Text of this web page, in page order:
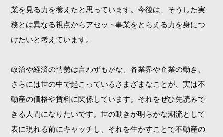
業を見る力を養えたと思っています。今後は、そうした実
務とは異なる視点からアセット事業をとらえる力を身につ
けたいと考えています。
政治や経済の情勢は言わずもがな、各業界や企業の動き、
さらには世の中で起こっているさまざまなことが、実は不
動産の価格や賃料に関係しています。それをぜひ先読みで
きる人間になりたいです。世の動きが明らかな潮流として
表に現れる前にキャッチし、それを生かすことで不動産の